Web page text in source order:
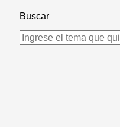
Buscar